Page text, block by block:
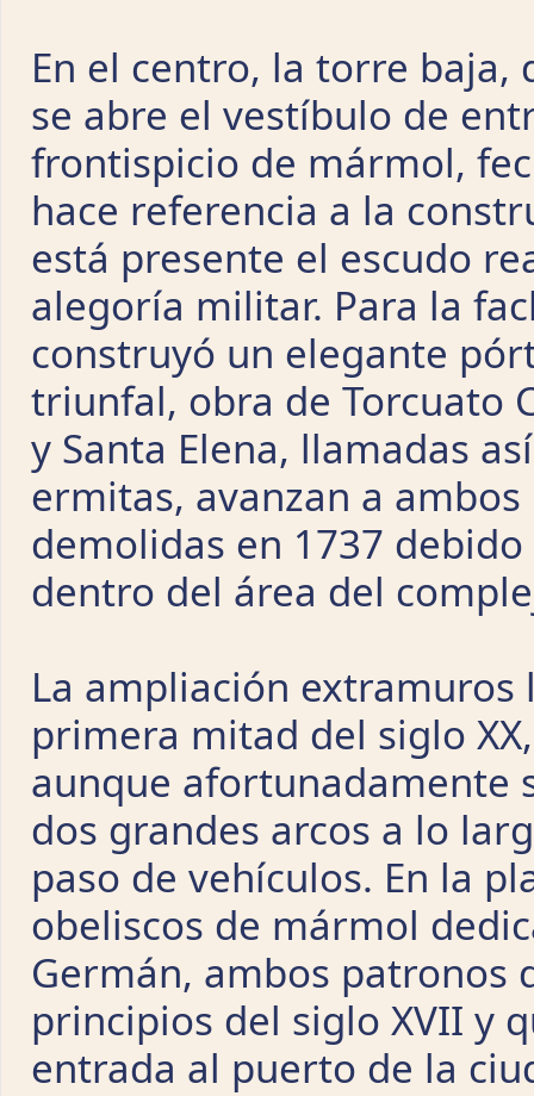
En el centro, la torre baja,
se abre el vestíbulo de
frontispicio de mármol,
hace referencia a la
está presente el escudo
alegoría militar. Para la
construyó un elegante
triunfal, obra de Torcuato
y Santa Elena, llamadas
ermitas, avanzan a
demolidas en 1737
dentro del área del
La ampliación
primera mitad del siglo
aunque afortunadamente
dos grandes arcos a lo
paso de vehículos. En la
obeliscos de mármol
Germán, ambos patronos
principios del siglo XVII y
entrada al puerto de la